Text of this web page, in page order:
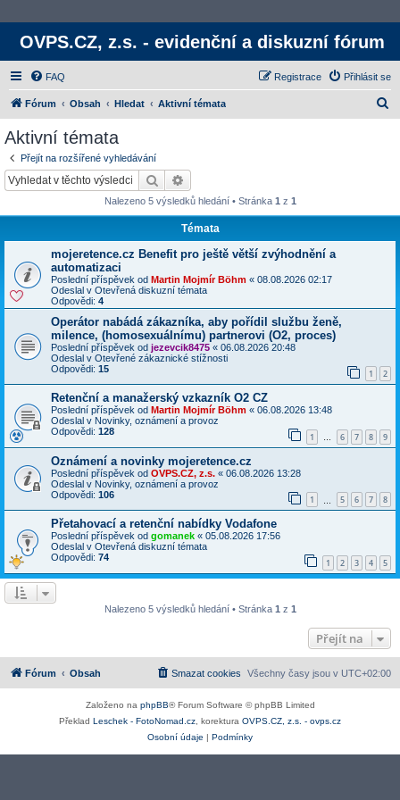
OVPS.CZ, z.s. - evidenční a diskuzní fórum
FAQ Přihlásit se
Registrace
Fórum Obsah Hledat Aktivní témata
Aktivní témata
Přejít na rozšířené vyhledávání
Hledat
Nalezeno 5 výsledků hledání • Stránka 1 z 1
Témata
mojeretence.cz Benefit pro ještě větší zvýhodnění a
automatizaci
Poslední příspěvek od Martin Mojmír Böhm « 08.08.2026 02:17
Odeslal v Otevřená diskuzní témata
Odpovědi: 4
Operátor nabádá zákazníka, aby pořídil službu ženě,
milence, (homosexuálnímu) partnerovi (O2, proces)
Poslední příspěvek od jezevcik8475 « 06.08.2026 20:48
Odeslal v Otevřené zákaznické stížnosti
Odpovědi: 15 1 2
Retenční a manažerský vzkazník O2 CZ
Poslední příspěvek od Martin Mojmír Böhm « 06.08.2026 13:48
Odeslal v Novinky, oznámení a provoz
Odpovědi: 128 1 … 6 7 8 9
Oznámení a novinky mojeretence.cz
Poslední příspěvek od OVPS.CZ, z.s. « 06.08.2026 13:28
Odeslal v Novinky, oznámení a provoz
Odpovědi: 106 1 5 6 7 8
Přetahovací a retenční nabídky Vodafone
Poslední příspěvek od gomanek « 05.08.2026 17:56
Odeslal v Otevřená diskuzní témata
Odpovědi: 74 1 2 3 4 5
Nalezeno 5 výsledků hledání • Stránka 1 z 1
Přejít na
Fórum Obsah Všechny časy jsou v UTC+02:00
Smazat cookies
Založeno na phpBB® Forum Software © phpBB Limited
Překlad Leschek - FotoNomad.cz , korektura OVPS.CZ, z.s. - ovps.cz
Osobní údaje | Podmínky